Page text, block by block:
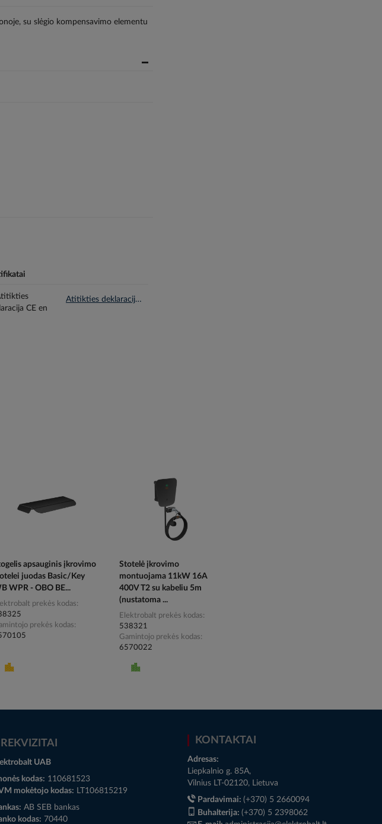
su slėgio kompensavimo elementu
Atitikties deklaracija CE en.pdf
apsauginis įkrovimo
juodas Basic/Key
WPR - OBO BE...
prekės kodas
prekės kodas
Stotelė įkrovimo
montuojama 11kW 16A
400V T2 su kabeliu 5m
(nustatoma ...
Elektrobalt prekės kodas
538321
Gamintojo prekės kodas
6570022
REKVIZITAI
UAB
kodas: 110681523
mokėtojo kodas: LT106815219
AB SEB bankas
kodas: 70440
KONTAKTAI
Adresas:
Liepkalnio g. 85A,
Vilnius LT-02120, Lietuva
Pardavimai: (+370) 5 2660094
Buhalterija: (+370) 5 2398062